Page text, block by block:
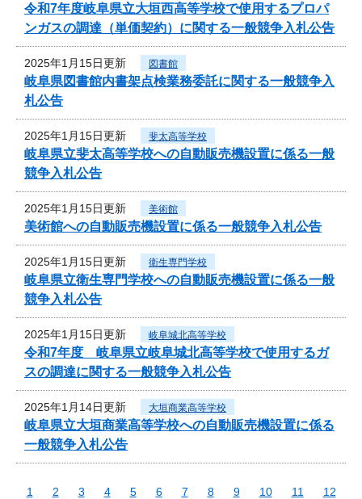
令和7年度岐阜県立大垣西高等学校で使用するプロパ
ンガスの調達（単価契約）に関する一般競争入札公告
2025年1月15日更新 図書館
岐阜県図書館内書架点検業務委託に関する一般競争入
札公告
2025年1月15日更新 斐太高等学校
岐阜県立斐太高等学校への自動販売機設置に係る一般
競争入札公告
2025年1月15日更新 美術館
美術館への自動販売機設置に係る一般競争入札公告
2025年1月15日更新 衛生専門学校
岐阜県立衛生専門学校への自動販売機設置に係る一般
競争入札公告
2025年1月15日更新 岐阜城北高等学校
令和7年度 岐阜県立岐阜城北高等学校で使用するガ
スの調達に関する一般競争入札公告
2025年1月14日更新 大垣商業高等学校
岐阜県立大垣商業高等学校への自動販売機設置に係る
一般競争入札公告
1 2 3 4 5 6 7 8 9 10 11
12